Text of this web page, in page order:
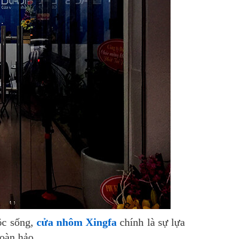
sống, cửa nhôm Xingfa chính là sự lựa